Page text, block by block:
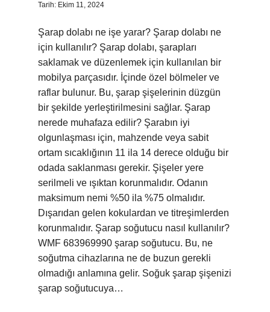
Tarih: Ekim 11, 2024
Şarap dolabı ne işe yarar? Şarap dolabı ne
için kullanılır? Şarap dolabı, şarapları
saklamak ve düzenlemek için kullanılan bir
mobilya parçasıdır. İçinde özel bölmeler ve
raflar bulunur. Bu, şarap şişelerinin düzgün
bir şekilde yerleştirilmesini sağlar. Şarap
nerede muhafaza edilir? Şarabın iyi
olgunlaşması için, mahzende veya sabit
ortam sıcaklığının 11 ila 14 derece olduğu bir
odada saklanması gerekir. Şişeler yere
serilmeli ve ışıktan korunmalıdır. Odanın
maksimum nemi %50 ila %75 olmalıdır.
Dışarıdan gelen kokulardan ve titreşimlerden
korunmalıdır. Şarap soğutucu nasıl kullanılır?
WMF 683969990 şarap soğutucu. Bu, ne
soğutma cihazlarına ne de buzun gerekli
olmadığı anlamına gelir. Soğuk şarap şişenizi
şarap soğutucuya…